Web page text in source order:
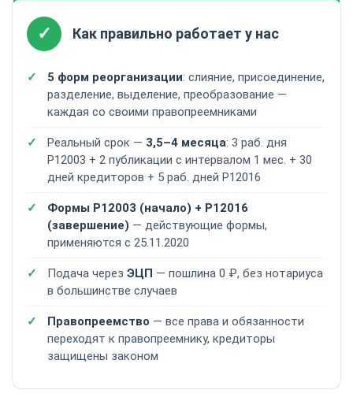
✓ Как правильно работает у нас
5 форм реорганизации: слияние, присоединение,
разделение, выделение, преобразование —
каждая со своими правопреемниками
Реальный срок — 3,5–4 месяца: 3 раб. дня
Р12003 + 2 публикации с интервалом 1 мес. + 30
дней кредиторов + 5 раб. дней Р12016
Формы Р12003 (начало) + Р12016
(завершение) — действующие формы,
применяются с 25.11.2020
Подача через ЭЦП — пошлина 0 ₽, без нотариуса
в большинстве случаев
Правопреемство — все права и обязанности
переходят к правопреемнику, кредиторы
защищены законом